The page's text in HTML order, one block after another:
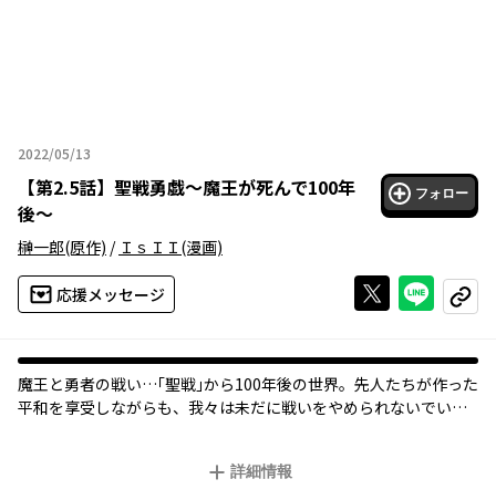
2022/05/13
2022年05月13日
【第2.5話】 聖戦勇戯～魔王が死んで100年
後～
フォロー
榊一郎(原作) / ＩｓＩＩ (漫画)
応援メッセージ Xで投稿する
ライン
コピー
魔王と勇者の戦い…｢聖戦｣から100年後の世界。先人たちが作った
平和を享受しながらも、我々は未だに戦いをやめられないでいた―
詳細情報